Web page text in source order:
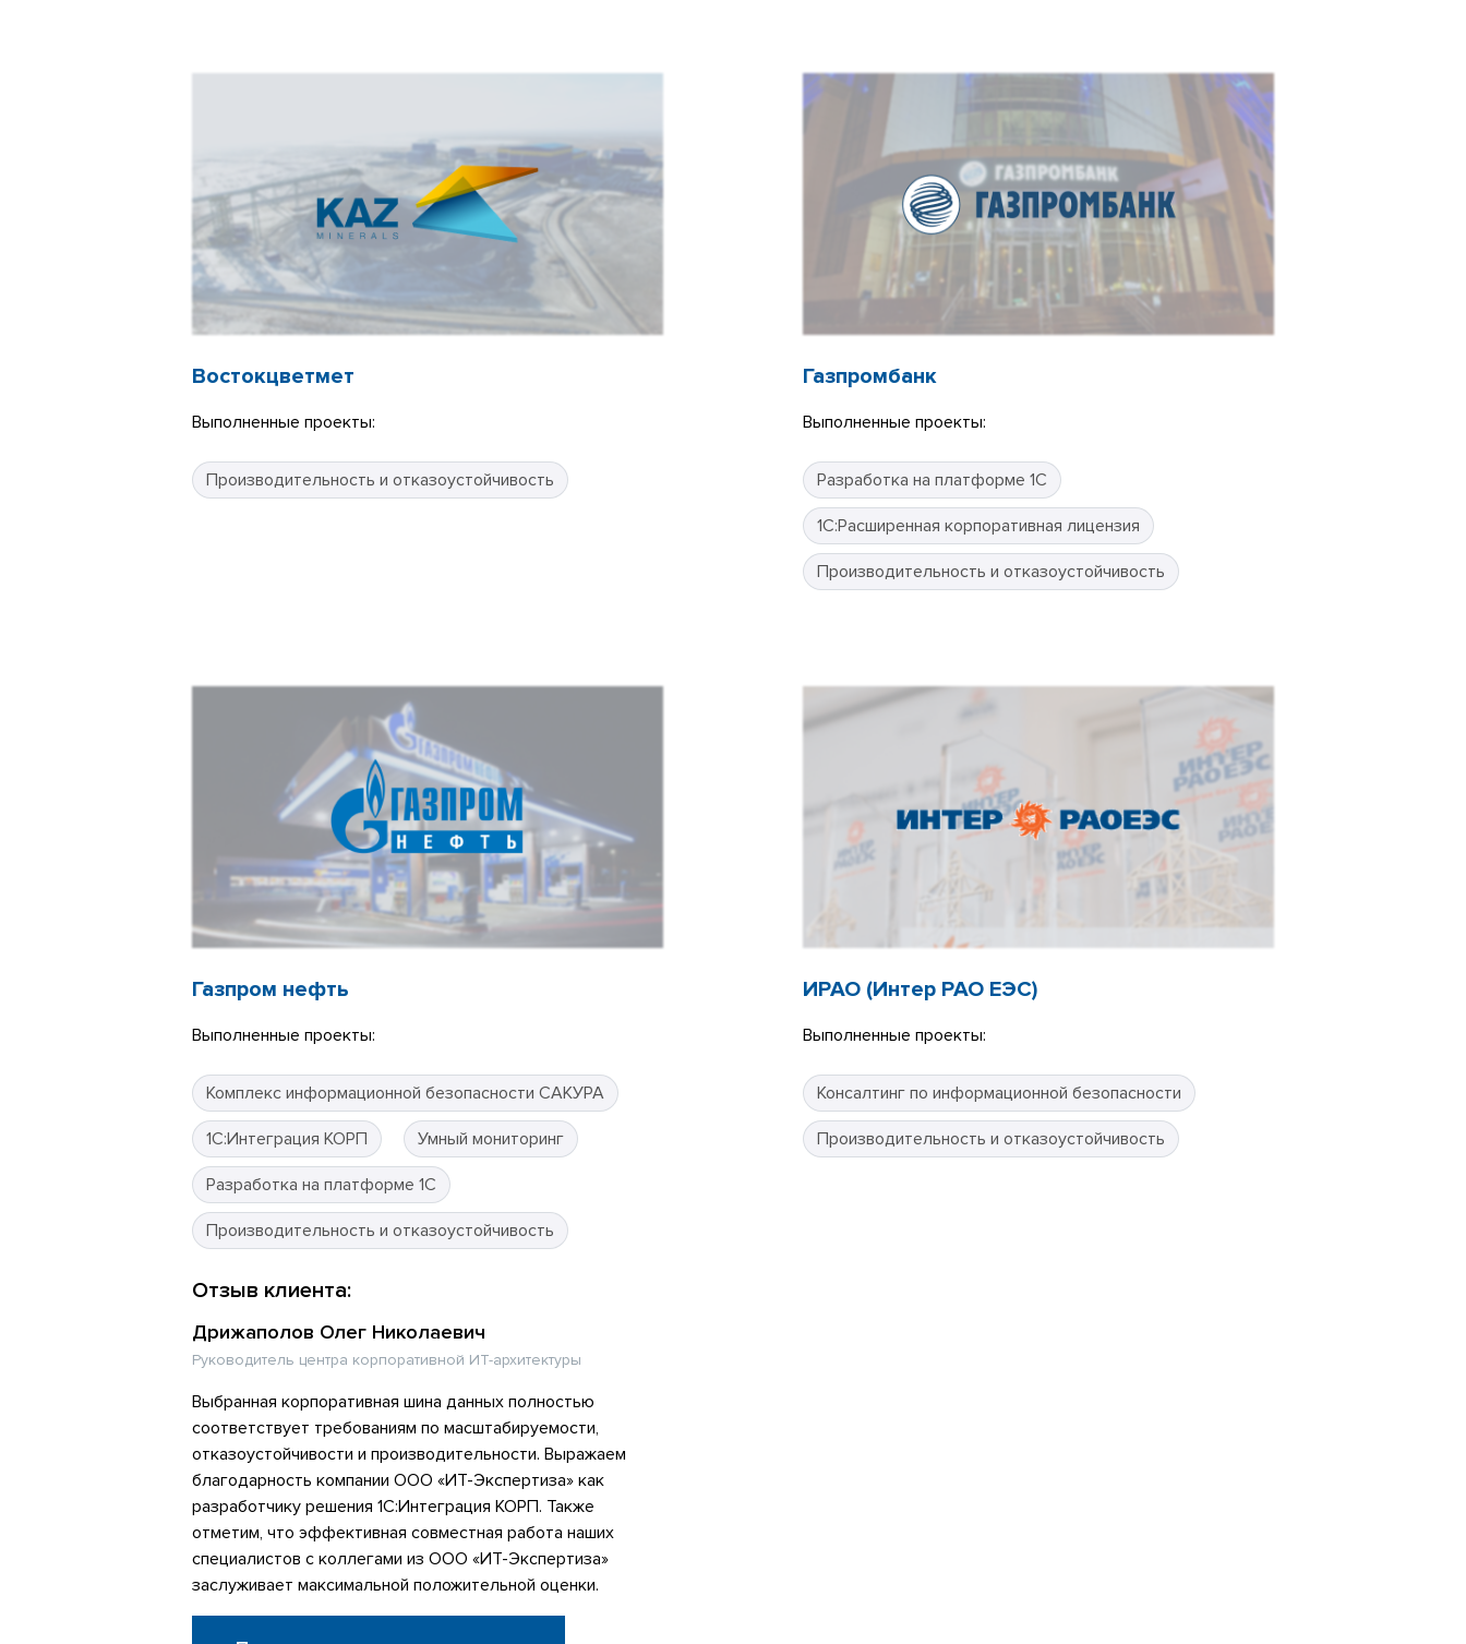
Востокцветмет
Выполненные проекты:
Производительность и отказоустойчивость
Газпромбанк
Выполненные проекты:
Разработка на платформе 1С
1С:Расширенная корпоративная лицензия
Производительность и отказоустойчивость
Газпром нефть
Выполненные проекты:
Комплекс информационной безопасности САКУРА
1С:Интеграция КОРП Умный мониторинг
Разработка на платформе 1С
Производительность и отказоустойчивость
Отзыв клиента:
Дрижаполов Олег Николаевич
Руководитель центра корпоративной ИТ-архитектуры
Выбранная корпоративная шина данных полностью
соответствует требованиям по масштабируемости,
отказоустойчивости и производительности. Выражаем
благодарность компании ООО «ИТ-Экспертиза» как
разработчику решения 1С:Интеграция КОРП. Также
отметим, что эффективная совместная работа наших
специалистов с коллегами из ООО «ИТ-Экспертиза»
заслуживает максимальной положительной оценки.
ИРАО (Интер РАО ЕЭС)
Выполненные проекты:
Консалтинг по информационной безопасности
Производительность и отказоустойчивость